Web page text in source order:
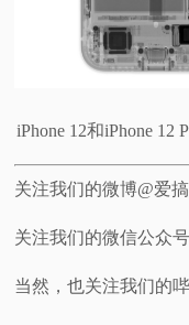
iPhone 12和iPhone 12
关注我们的微博@爱
关注我们的微信公众
当然，也关注我们的